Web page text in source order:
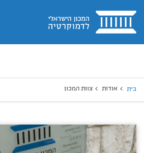
בית
בית אודות צוות המכון